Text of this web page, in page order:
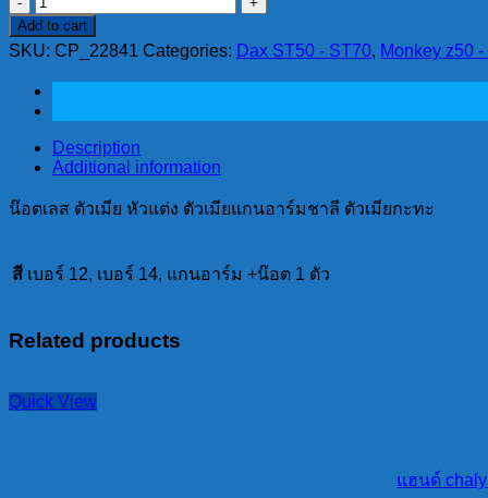
ตัว
เมีย
หัว
แต่ง
ตัว
เมีย
ตัว
กะทะ
quantity
Add to cart
SKU: CP_22841 Categories: Dax ST50 - ST70, Monkey z50
Description
Additional information
น๊อตเลส ตัวเมีย หัวแต่ง ตัวเมียแกนอาร์มชาลี ตัวเมียกะทะ
สี เบอร์ 12, เบอร์ 14, แกนอาร์ม +น๊อต 1 ตัว
Related products
Quick View
แฮนด์